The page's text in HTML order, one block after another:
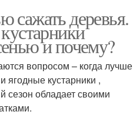
сажать деревья.
и почему?
вопросом – когда лучше
ягодные кустарники ,
сезон обладает своими